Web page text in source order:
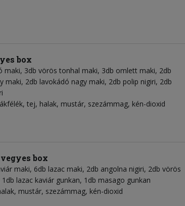
box
maki, 3db vörös tonhal maki, 3db omlett maki, 2db
maki, 2db lavokádó nagy maki, 2db polip nigiri, 2db
tej, halak, mustár, szezámmag, kén-dioxid
box
maki, 6db lazac maki, 2db angolna nigiri, 2db vörös
lazac kaviár gunkan, 1db masago gunkan
mustár, szezámmag, kén-dioxid